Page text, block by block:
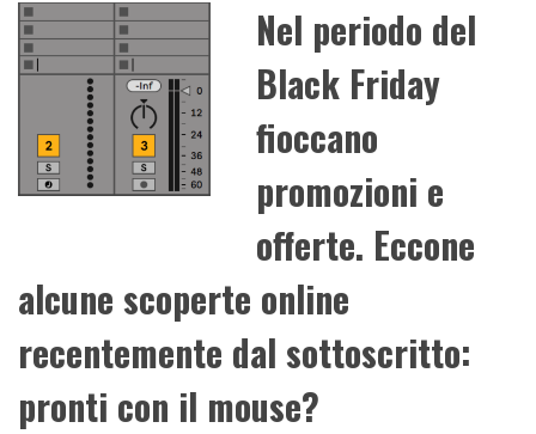
Nel periodo del
Black Friday
fioccano
promozioni e
offerte. Eccone
alcune scoperte online
recentemente dal sottoscritto:
pronti con il mouse?